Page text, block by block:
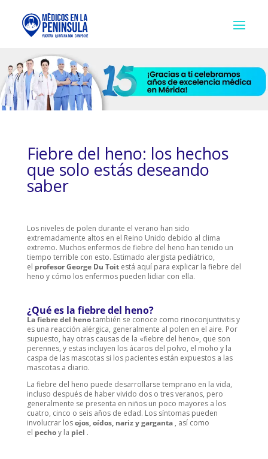
Fiebre del heno: los hechos
que solo estás deseando
saber
Los niveles de polen durante el verano han sido
extremadamente altos en el Reino Unido debido al clima
extremo. Muchos enfermos de fiebre del heno han tenido un
tiempo terrible con esto. Estimado alergista pediátrico,
el profesorGeorge Du Toit está aquí para explicar la fiebre del
heno y cómo los enfermos pueden lidiar con ella.
¿Qué es la fiebre del heno?
La fiebre del henotambién se conoce como rinoconjuntivitis y
es una reacción alérgica, generalmente al polen en el aire. Por
supuesto, hay otras causas de la «fiebre del heno», que son
perennes, y estas incluyen los ácaros del polvo, el moho y la
caspa de las mascotas si los pacientes están expuestos a las
mascotas a diario.
La fiebre del heno puede desarrollarse temprano en la vida,
incluso después de haber vivido dos o tres veranos, pero
generalmente se presenta en niños un poco mayores a los
cuatro, cinco o seis años de edad. Los síntomas pueden
involucrar losojos, oídos, nariz y garganta, así como
el pechoy la piel .